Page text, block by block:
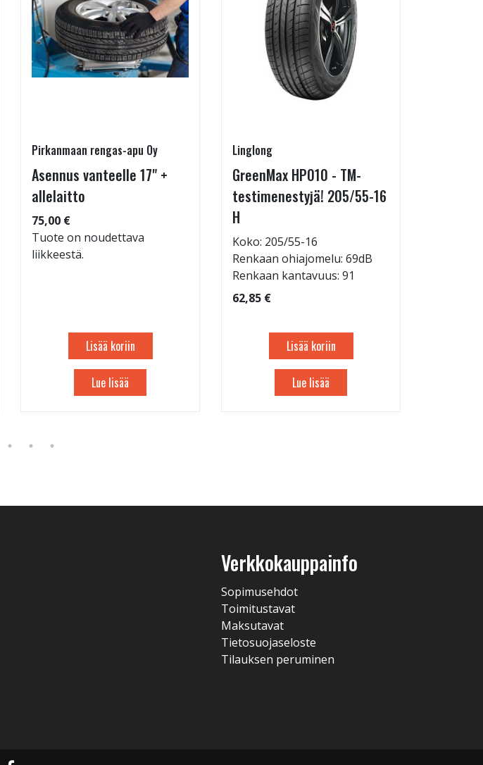
Pirkanmaan rengas-apu Oy
Asennus vanteelle 17" +
allelaitto
75,00 €
Tuote on noudettava
liikkeestä.
Lisää koriin
Lue lisää
Linglong
GreenMax HP010 - TM-
testimenestyjä! 205/55-16
H
Koko: 205/55-16
Renkaan ohiajomelu: 69dB
Renkaan kantavuus: 91
62,85 €
Lisää koriin
Lue lisää
Verkkokauppainfo
Sopimusehdot
Toimitustavat
Maksutavat
Tietosuojaseloste
Tilauksen peruminen